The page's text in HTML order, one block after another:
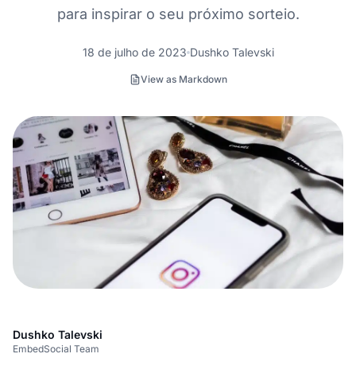
para inspirar o seu próximo sorteio.
18 de julho de 2023 Dushko Talevski
View as Markdown
Dushko Talevski
EmbedSocial Team